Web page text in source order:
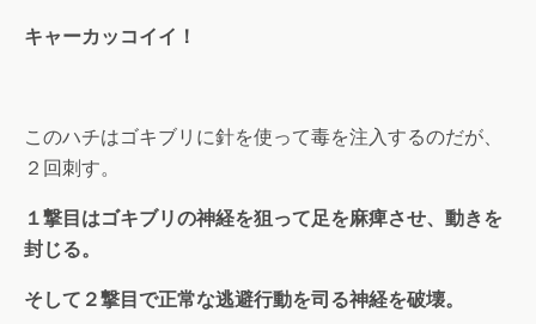
キャーカッコイイ！
このハチはゴキブリに針を使って毒を注入するのだが、
２回刺す。
１撃目はゴキブリの神経を狙って足を麻痺させ、動きを
封じる。
そして２撃目で正常な逃避行動を司る神経を破壊。